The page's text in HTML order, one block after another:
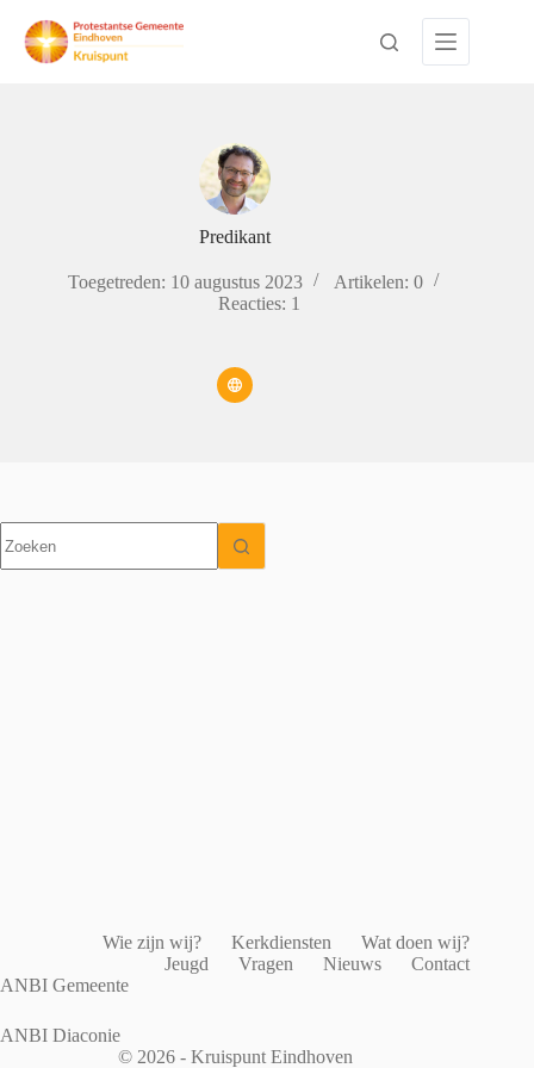
naar
Predikant
Toegetreden: 10 augustus 2023
Artikelen: 0
Reacties: 1
resultaten
Wie zijn wij? Kerkdiensten
Wat doen wij?
Jeugd
Vragen Nieuws
Contact
ANBI Gemeente
ANBI Diaconie
© 2026 - Kruispunt Eindhoven